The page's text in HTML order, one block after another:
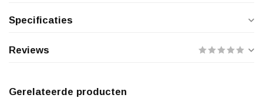
Specificaties
Reviews
Gerelateerde producten